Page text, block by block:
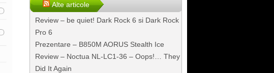
Alte articole
Review – be quiet! Dark Rock 6 si Dark Rock
Pro 6
Prezentare – B850M AORUS Stealth Ice
Review – Noctua NL-LC1-36 – Oops!… They
Did It Again